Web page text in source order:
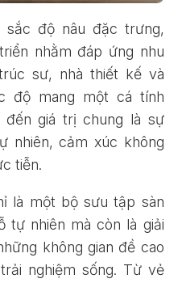
độ nâu đặc trưng,
nhằm đáp ứng nhu
sư, nhà thiết kế và
độ mang một cá tính
đến giá trị chung là sự
nhiên, cảm xúc không
tiễn.
là một bộ sưu tập sàn
tự nhiên mà còn là giải
không gian đề cao
nghiệm sống. Từ vẻ